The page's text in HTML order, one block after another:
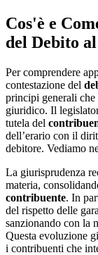
Cos'è e
del Debito
Per comprendere
contestazione del
principi generali che
giuridico. Il
tutela del
dell’erario con il
debitore. Vediamo
La giurisprudenza
materia,
contribuente. In
del rispetto delle
sanzionando con la
Questa evoluzione
i contribuenti che